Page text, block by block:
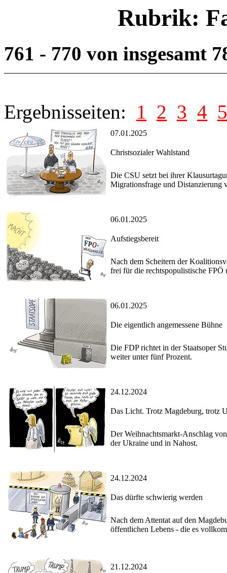
Rubrik:
761 - 770 von insgesamt
Ergebnisseiten: 1 2 3 4 5
07.01.2025
Christsozialer Wahlstand
Die CSU setzt bei ihrer
Migrationsfrage und Distanzierung
06.01.2025
Aufstiegsbereit
Nach dem Scheitern der
frei für die rechtspopulistische
06.01.2025
Die eigentlich angemessene Bühne
Die FDP richtet in der Staatsoper
weiter unter fünf Prozent.
24.12.2024
Das Licht. Trotz Magdeburg, trotz
Der Weihnachtsmarkt-Anschlag
der Ukraine und in Nahost.
24.12.2024
Das dürfte schwierig werden
Nach dem Attentat auf den
öffentlichen Lebens - die es
21.12.2024